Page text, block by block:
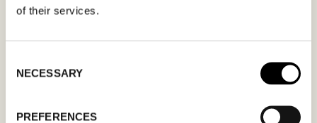
of their services.
Selection
NECESSARY
PREFERENCES
mailadress korrekt för att bekräftelsen ska nå
gäller.